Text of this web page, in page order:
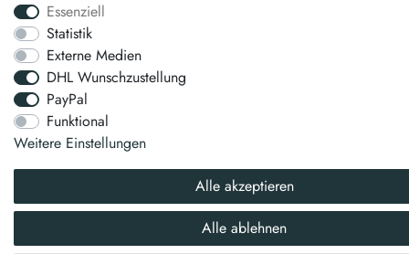
Essenziell
Statistik
Externe Medien
DHL Wunschzustellung
PayPal
Funktional
Weitere Einstellungen
Alle akzeptieren
Alle ablehnen